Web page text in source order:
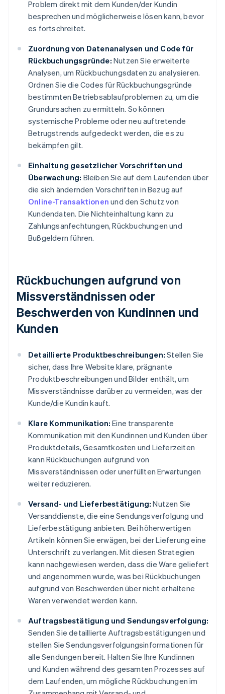
Problem direkt mit dem Kunden/der Kundin
besprechen und möglicherweise lösen kann, bevor
es fortschreitet.
Zuordnung von Datenanalysen und Code für
Rückbuchungsgründe: Nutzen Sie erweiterte
Analysen, um Rückbuchungsdaten zu analysieren.
Ordnen Sie die Codes für Rückbuchungsgründe
bestimmten Betriebsablaufproblemen zu, um die
Grundursachen zu ermitteln. So können
systemische Probleme oder neu auftretende
Betrugstrends aufgedeckt werden, die es zu
bekämpfen gilt.
Einhaltung gesetzlicher Vorschriften und
Überwachung: Bleiben Sie auf dem Laufenden über
die sich ändernden Vorschriften in Bezug auf
Online-Transaktionen und den Schutz von
Kundendaten. Die Nichteinhaltung kann zu
Zahlungsanfechtungen, Rückbuchungen und
Bußgeldern führen.
Rückbuchungen aufgrund von
Missverständnissen oder
Beschwerden von Kundinnen und
Kunden
Detaillierte Produktbeschreibungen: Stellen Sie
sicher, dass Ihre Website klare, prägnante
Produktbeschreibungen und Bilder enthält, um
Missverständnisse darüber zu vermeiden, was der
Kunde/die Kundin kauft.
Klare Kommunikation: Eine transparente
Kommunikation mit den Kundinnen und Kunden über
Produktdetails, Gesamtkosten und Lieferzeiten
kann Rückbuchungen aufgrund von
Missverständnissen oder unerfüllten Erwartungen
weiter reduzieren.
Versand- und Lieferbestätigung: Nutzen Sie
Versanddienste, die eine Sendungsverfolgung und
Lieferbestätigung anbieten. Bei höherwertigen
Artikeln können Sie erwägen, bei der Lieferung eine
Unterschrift zu verlangen. Mit diesen Strategien
kann nachgewiesen werden, dass die Ware geliefert
und angenommen wurde, was bei Rückbuchungen
aufgrund von Beschwerden über nicht erhaltene
Waren verwendet werden kann.
Auftragsbestätigung und Sendungsverfolgung:
Senden Sie detaillierte Auftragsbestätigungen und
stellen Sie Sendungsverfolgungsinformationen für
alle Sendungen bereit. Halten Sie Ihre Kundinnen
und Kunden während des gesamten Prozesses auf
dem Laufenden, um mögliche Rückbuchungen im